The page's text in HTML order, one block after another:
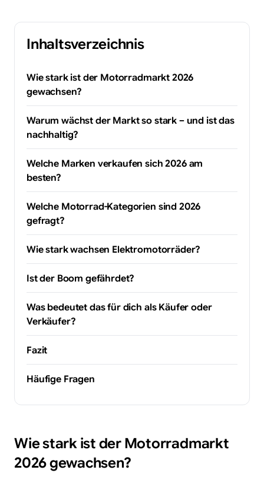
Inhaltsverzeichnis
Wie stark ist der Motorradmarkt 2026
gewachsen?
Warum wächst der Markt so stark – und ist das
nachhaltig?
Welche Marken verkaufen sich 2026 am
besten?
Welche Motorrad-Kategorien sind 2026
gefragt?
Wie stark wachsen Elektromotorräder?
Ist der Boom gefährdet?
Was bedeutet das für dich als Käufer oder
Verkäufer?
Fazit
Häufige Fragen
Wie stark ist der Motorradmarkt
2026 gewachsen?